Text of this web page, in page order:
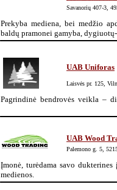
Savanorių 407-3,
Prekyba mediena, bei medžio
baldų pramonei gamyba,
UAB Uniforas
Laisvės pr. 125,
Pagrindinė bendrovės veikla –
UAB Wood
Palemono g. 5,
Įmonė, turėdama savo
medienos.